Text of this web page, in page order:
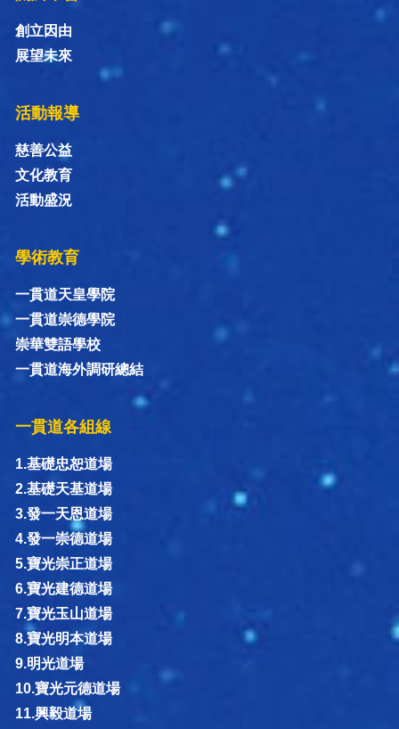
創立因由
展望未來
活動報導
慈善公益
文化教育
活動盛況
學術教育
一貫道天皇學院
一貫道崇德學院
崇華雙語學校
一貫道海外調研總結
一貫道各組線
1.基礎忠恕道場
2.基礎天基道場
3.發一天恩道場
4.發一崇德道場
5.寶光崇正道場
6.寶光建德道場
7.寶光玉山道場
8.寶光明本道場
9.明光道場
10.寶光元德道場
11.興毅道場